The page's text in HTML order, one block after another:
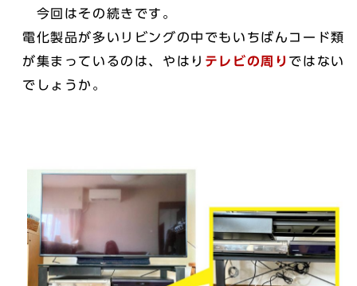
今回はその続きです。
電化製品が多いリビングの中でもいちばんコード類
が集まっているのは、やはり テレビの周り ではない
でしょうか。